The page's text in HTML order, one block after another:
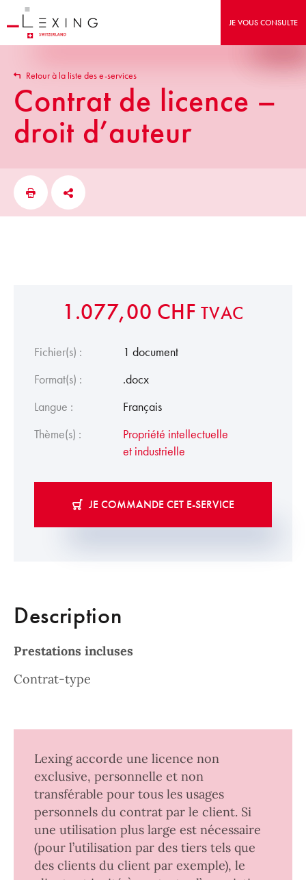
JE VOUS CONSULTE
Retour à la liste des e-services
Contrat de licence –
droit d’auteur
1.077,00 CHF TVAC
Fichier(s) :
1 document
Format(s) :
.docx
Langue :
Français
Thème(s) :
Propriété intellectuelle
et industrielle
JE COMMANDE CET E-SERVICE
Description
Prestations incluses
Contrat-type
Lexing accorde une licence non
exclusive, personnelle et non
transférable pour tous les usages
personnels du contrat par le client. Si
une utilisation plus large est nécessaire
(pour l’utilisation par des tiers tels que
des clients du client par exemple), le